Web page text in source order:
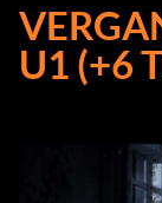
U1 (+6